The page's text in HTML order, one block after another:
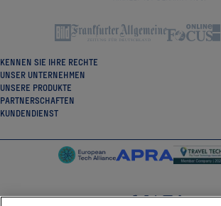
KENNEN SIE IHRE RECHTE
UNSER UNTERNEHMEN
UNSERE PRODUKTE
PARTNERSCHAFTEN
KUNDENDIENST